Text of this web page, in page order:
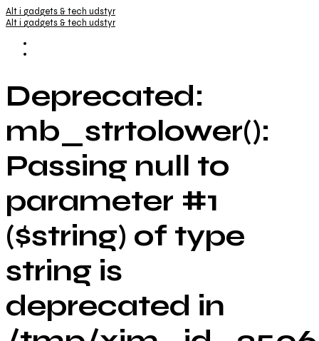
Alt i gadgets & tech udstyr
Alt i gadgets & tech udstyr
Deprecated:
mb_strtolower():
Passing null to
parameter #1
($string) of type
string is
deprecated in